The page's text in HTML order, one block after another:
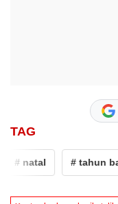
TAG
# natal # tahun